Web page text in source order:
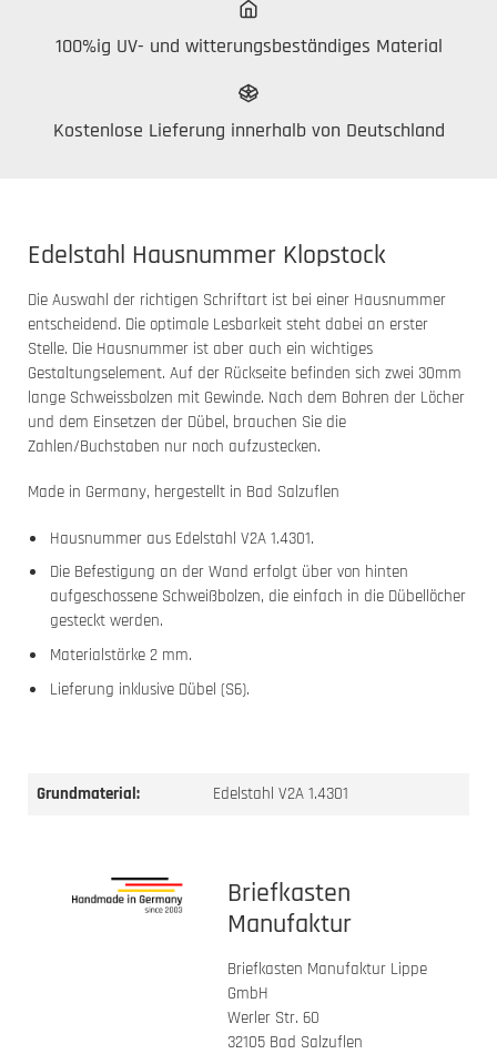
100%ig UV- und witterungsbeständiges Material
Kostenlose Lieferung innerhalb von Deutschland
Edelstahl Hausnummer Klopstock
Die Auswahl der richtigen Schriftart ist bei einer Hausnummer
entscheidend. Die optimale Lesbarkeit steht dabei an erster
Stelle. Die Hausnummer ist aber auch ein wichtiges
Gestaltungselement. Auf der Rückseite befinden sich zwei 30mm
lange Schweissbolzen mit Gewinde. Nach dem Bohren der Löcher
und dem Einsetzen der Dübel, brauchen Sie die
Zahlen/Buchstaben nur noch aufzustecken.
Made in Germany, hergestellt in Bad Salzuflen
Hausnummer aus Edelstahl V2A 1.4301.
Die Befestigung an der Wand erfolgt über von hinten
aufgeschossene Schweißbolzen, die einfach in die Dübellöcher
gesteckt werden.
Materialstärke 2 mm.
Lieferung inklusive Dübel (S6).
Grundmaterial: Edelstahl V2A 1.4301
Briefkasten
Manufaktur
Briefkasten Manufaktur Lippe
GmbH
Werler Str. 60
32105 Bad Salzuflen